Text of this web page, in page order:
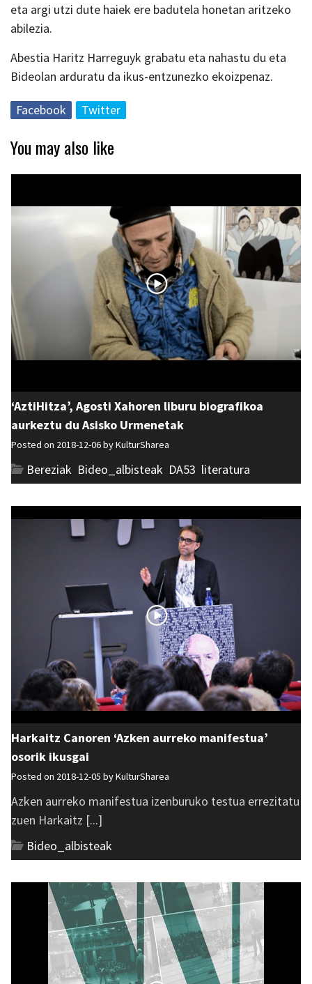
eta argi utzi dute haiek ere badutela honetan aritzeko
abilezia.
Abestia Haritz Harreguyk grabatu eta nahastu du eta
Bideolan arduratu da ikus-entzunezko ekoizpenaz.
Facebook Twitter
You may also like
‘AztiHitza’, Agosti Xahoren liburu biografikoa
aurkeztu du Asisko Urmenetak
Posted on 2018-12-06 byKulturSharea
Bereziak Bideo_albisteak DA53 literatura
Harkaitz Canoren ‘Azken aurreko manifestua’
osorik ikusgai
Posted on 2018-12-05 byKulturSharea
Azken aurreko manifestua izenburuko testua errezitatu
zuen Harkaitz [...]
Bideo_albisteak